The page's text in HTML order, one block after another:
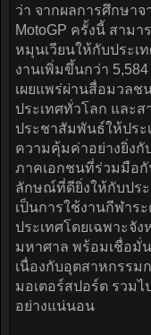
ว่า จากผลการศึกษาจ
MotoGP ครั้งนี้ สามา
หมุนเวียนให้กับประเ
งานเพิ่มขึ้นกว่า
เผยแพร่ผ่านสื่อมวลช
ประเทศทั่วโลก และ
ประชาสัมพันธ์ให้ประ
ความคุ้มค่าอย่างยิ่งกั
ภาคเอกชนที่ร่วมมือกั
ลักษณ์ที่ดียิ่งให้กับประ
เป็นการใช้งานกีฬาร
ประเทศโดยเฉพาะจั
มหาศาล พร้อมเชื่อมั่
เนื่องกับอุตสาหกรรม
มอเตอร์สปอร์ต รวม
อย่างแน่นอน